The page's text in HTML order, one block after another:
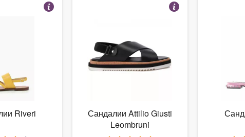
Riveri
Сандалии Attilio Giusti
Leombruni